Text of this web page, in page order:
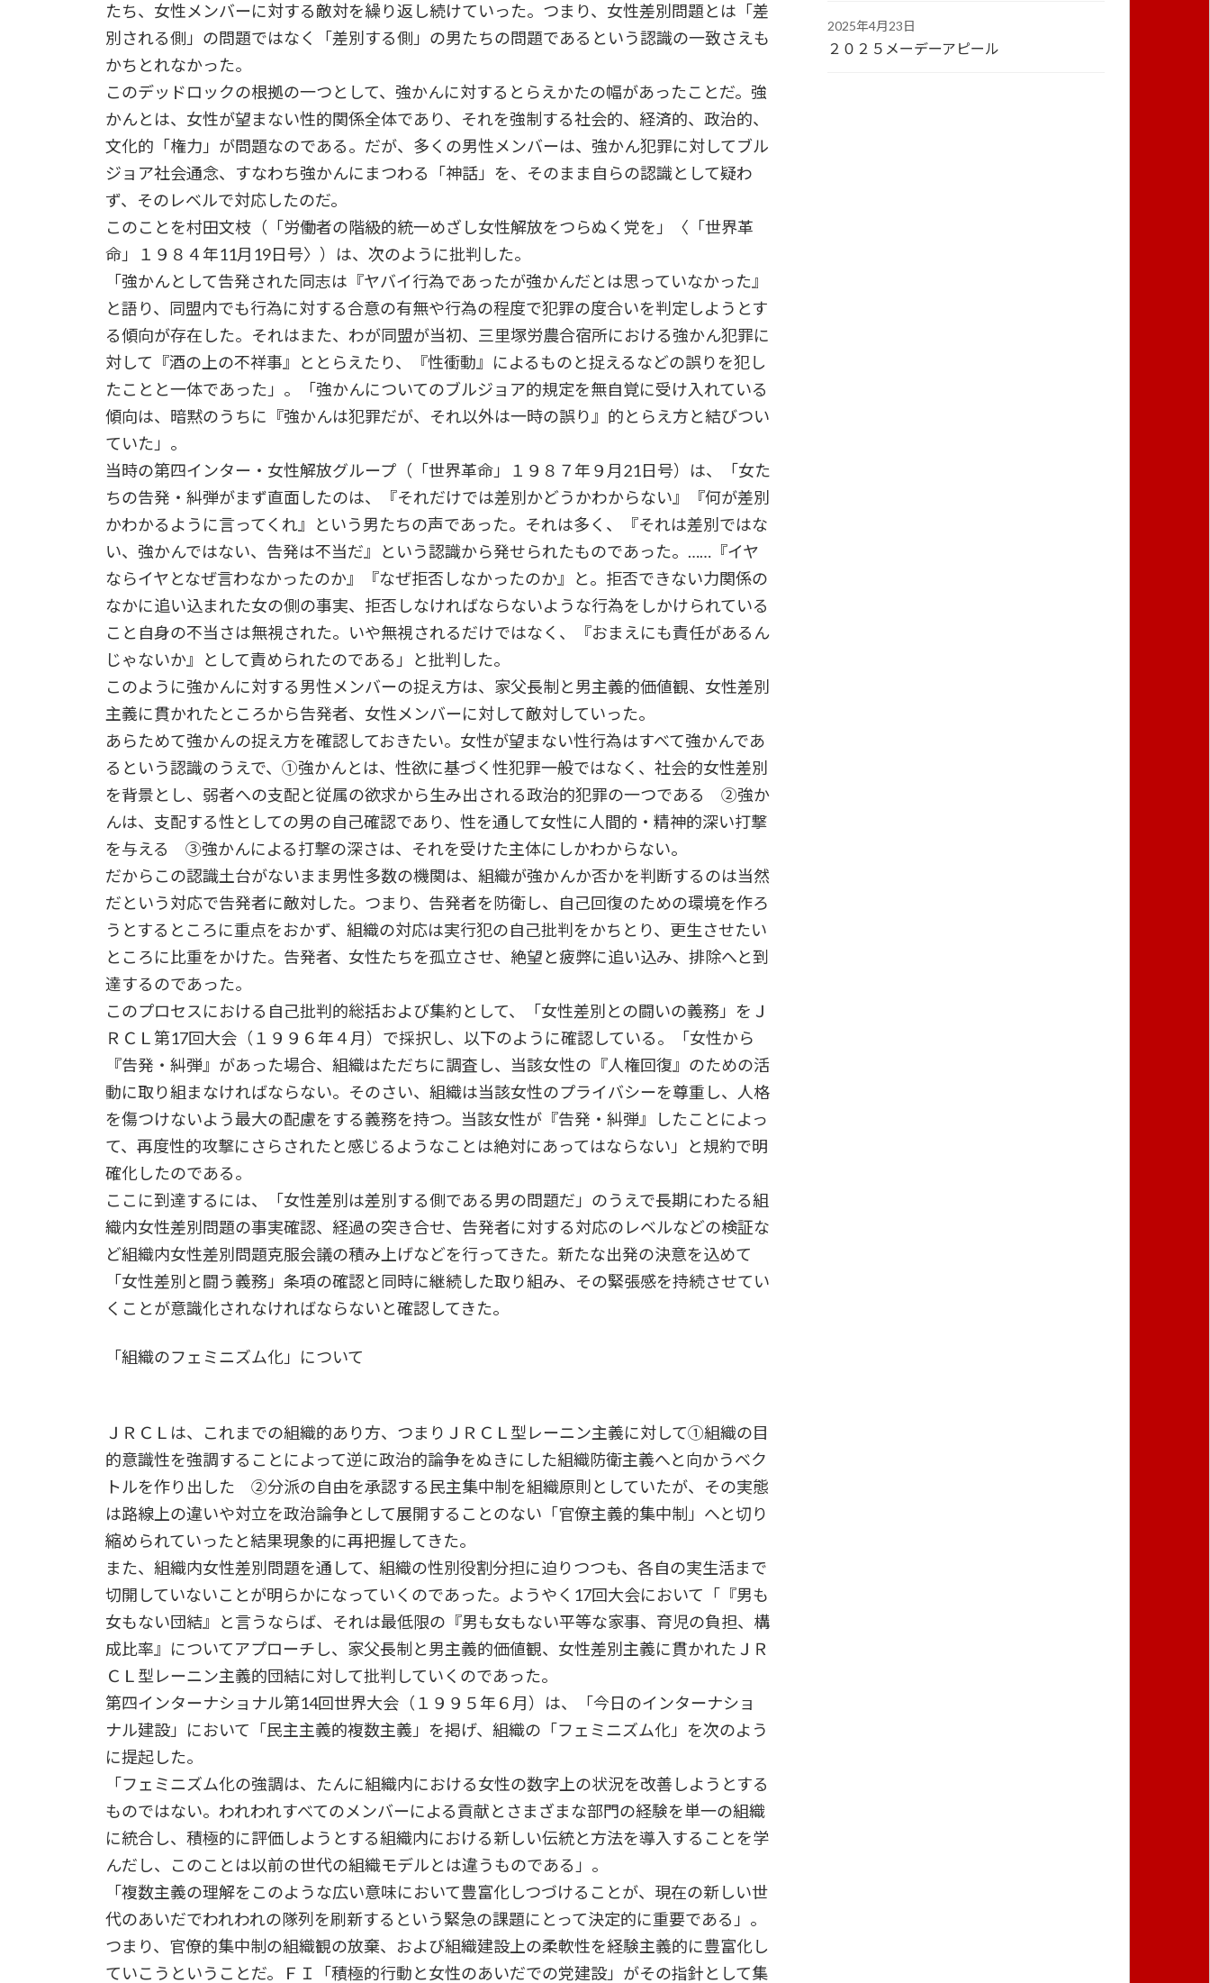
たち、女性メンバーに対する敵対を繰り返し続けていった。つまり、女性差別問題とは「差
別される側」の問題ではなく「差別する側」の男たちの問題であるという認識の一致さえも
かちとれなかった。
このデッドロックの根拠の一つとして、強かんに対するとらえかたの幅があったことだ。強
かんとは、女性が望まない性的関係全体であり、それを強制する社会的、経済的、政治的、
文化的「権力」が問題なのである。だが、多くの男性メンバーは、強かん犯罪に対してブル
ジョア社会通念、すなわち強かんにまつわる「神話」を、そのまま自らの認識として疑わ
ず、そのレベルで対応したのだ。
このことを村田文枝（「労働者の階級的統一めざし女性解放をつらぬく党を」〈「世界革
命」１９８４年11月19日号〉）は、次のように批判した。
「強かんとして告発された同志は『ヤバイ行為であったが強かんだとは思っていなかった』
と語り、同盟内でも行為に対する合意の有無や行為の程度で犯罪の度合いを判定しようとす
る傾向が存在した。それはまた、わが同盟が当初、三里塚労農合宿所における強かん犯罪に
対して『酒の上の不祥事』ととらえたり、『性衝動』によるものと捉えるなどの誤りを犯し
たことと一体であった」。「強かんについてのブルジョア的規定を無自覚に受け入れている
傾向は、暗黙のうちに『強かんは犯罪だが、それ以外は一時の誤り』的とらえ方と結びつい
ていた」。
当時の第四インター・女性解放グループ（「世界革命」１９８７年９月21日号）は、「女た
ちの告発・糾弾がまず直面したのは、『それだけでは差別かどうかわからない』『何が差別
かわかるように言ってくれ』という男たちの声であった。それは多く、『それは差別ではな
い、強かんではない、告発は不当だ』という認識から発せられたものであった。……『イヤ
ならイヤとなぜ言わなかったのか』『なぜ拒否しなかったのか』と。拒否できない力関係の
なかに追い込まれた女の側の事実、拒否しなければならないような行為をしかけられている
こと自身の不当さは無視された。いや無視されるだけではなく、『おまえにも責任があるん
じゃないか』として責められたのである」と批判した。
このように強かんに対する男性メンバーの捉え方は、家父長制と男主義的価値観、女性差別
主義に貫かれたところから告発者、女性メンバーに対して敵対していった。
あらためて強かんの捉え方を確認しておきたい。女性が望まない性行為はすべて強かんであ
るという認識のうえで、①強かんとは、性欲に基づく性犯罪一般ではなく、社会的女性差別
を背景とし、弱者への支配と従属の欲求から生み出される政治的犯罪の一つである ②強か
んは、支配する性としての男の自己確認であり、性を通して女性に人間的・精神的深い打撃
を与える ③強かんによる打撃の深さは、それを受けた主体にしかわからない。
だからこの認識土台がないまま男性多数の機関は、組織が強かんか否かを判断するのは当然
だという対応で告発者に敵対した。つまり、告発者を防衛し、自己回復のための環境を作ろ
うとするところに重点をおかず、組織の対応は実行犯の自己批判をかちとり、更生させたい
ところに比重をかけた。告発者、女性たちを孤立させ、絶望と疲弊に追い込み、排除へと到
達するのであった。
このプロセスにおける自己批判的総括および集約として、「女性差別との闘いの義務」をＪ
ＲＣＬ第17回大会（１９９６年４月）で採択し、以下のように確認している。「女性から
『告発・糾弾』があった場合、組織はただちに調査し、当該女性の『人権回復』のための活
動に取り組まなければならない。そのさい、組織は当該女性のプライバシーを尊重し、人格
を傷つけないよう最大の配慮をする義務を持つ。当該女性が『告発・糾弾』したことによっ
て、再度性的攻撃にさらされたと感じるようなことは絶対にあってはならない」と規約で明
確化したのである。
ここに到達するには、「女性差別は差別する側である男の問題だ」のうえで長期にわたる組
織内女性差別問題の事実確認、経過の突き合せ、告発者に対する対応のレベルなどの検証な
ど組織内女性差別問題克服会議の積み上げなどを行ってきた。新たな出発の決意を込めて
「女性差別と闘う義務」条項の確認と同時に継続した取り組み、その緊張感を持続させてい
くことが意識化されなければならないと確認してきた。
「組織のフェミニズム化」について
ＪＲＣＬは、これまでの組織的あり方、つまりＪＲＣＬ型レーニン主義に対して①組織の目
的意識性を強調することによって逆に政治的論争をぬきにした組織防衛主義へと向かうベク
トルを作り出した ②分派の自由を承認する民主集中制を組織原則としていたが、その実態
は路線上の違いや対立を政治論争として展開することのない「官僚主義的集中制」へと切り
縮められていったと結果現象的に再把握してきた。
また、組織内女性差別問題を通して、組織の性別役割分担に迫りつつも、各自の実生活まで
切開していないことが明らかになっていくのであった。ようやく17回大会において「『男も
女もない団結』と言うならば、それは最低限の『男も女もない平等な家事、育児の負担、構
成比率』についてアプローチし、家父長制と男主義的価値観、女性差別主義に貫かれたＪＲ
ＣＬ型レーニン主義的団結に対して批判していくのであった。
第四インターナショナル第14回世界大会（１９９５年６月）は、「今日のインターナショ
ナル建設」において「民主主義的複数主義」を掲げ、組織の「フェミニズム化」を次のよう
に提起した。
「フェミニズム化の強調は、たんに組織内における女性の数字上の状況を改善しようとする
ものではない。われわれすべてのメンバーによる貢献とさまざまな部門の経験を単一の組織
に統合し、積極的に評価しようとする組織内における新しい伝統と方法を導入することを学
んだし、このことは以前の世代の組織モデルとは違うものである」。
「複数主義の理解をこのような広い意味において豊富化しつづけることが、現在の新しい世
代のあいだでわれわれの隊列を刷新するという緊急の課題にとって決定的に重要である」。
つまり、官僚的集中制の組織観の放棄、および組織建設上の柔軟性を経験主義的に豊富化し
ていこうということだ。ＦＩ「積極的行動と女性のあいだでの党建設」がその指針として集
2025年4月23日
２０２５メーデーアピール